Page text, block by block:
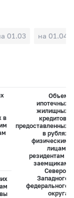
01.03 на 01.04
в
Объем
ипотечных
жилищных
кредитов,
предоставленных
в рублях
физическим
лицам-
резидентам -
заемщикам
Северо-
Западного
федерального
округа